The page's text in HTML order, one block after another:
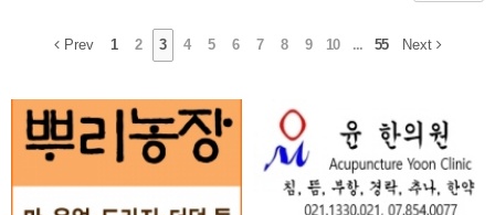
Prev 1 2 3 4 5 6 7 8 9 10 ... 55 Next